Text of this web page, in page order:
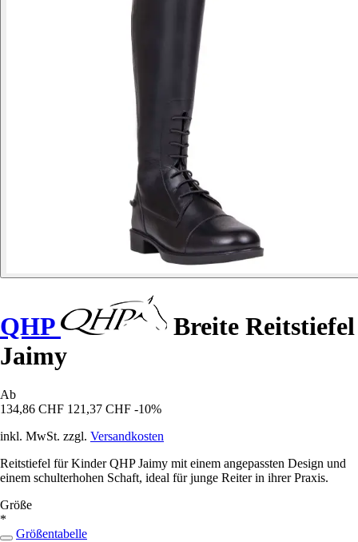
QHP
Breite Reitstiefel
Jaimy
Ab
134,86 CHF 121,37 CHF -10%
inkl. MwSt. zzgl. Versandkosten
Reitstiefel für Kinder QHP Jaimy mit einem angepassten Design und
einem schulterhohen Schaft, ideal für junge Reiter in ihrer Praxis.
Größe
*
Größentabelle